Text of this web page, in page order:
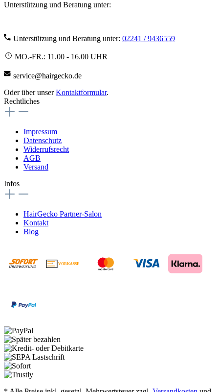
Unterstützung und Beratung unter:
Unterstützung und Beratung unter: 02241 / 9436559
MO.-FR.: 11.00 - 16.00 UHR
service@hairgecko.de
Oder über unserKontaktformular.
Rechtliches
Impressum
Datenschutz
Widerrufsrecht
AGB
Versand
Infos
HairGecko Partner-Salon
Kontakt
Blog
VORKASSE